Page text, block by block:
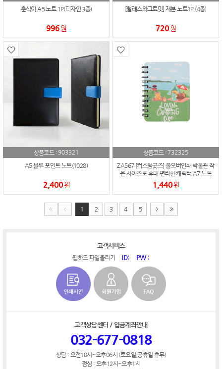
춘식이 A5 노트 1P(디자인 3종)
996원
[월레스와그로밋] 제본 노트1P (4종)
720원
상품코드 :903321
A5 블루 포인트 노트(1028)
2,400원
상품코드 : 732325
ZA567 [커스텀굿즈] 풀오버인쇄 박물관 작
은 사이즈로 휴대 편리한 캐릭터 A7 노트
(박스제작가능)
1,440원
1 2 3 4 5
고객서비스
웹하드 파일올리기 ID: PW :
고객상담센터 / 입금계좌안내
032-677-0818
상담 : 오전10시~오후06시 (토요일,공휴일 휴무)
점심 : 오후12시~오후1시